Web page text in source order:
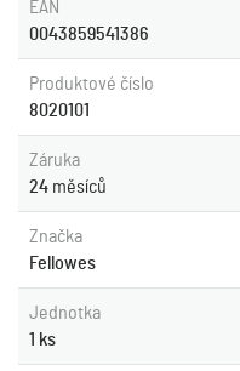
EAN
0043859541386
Produktové číslo
8020101
Záruka
24 měsíců
Značka
Fellowes
Jednotka
1 ks